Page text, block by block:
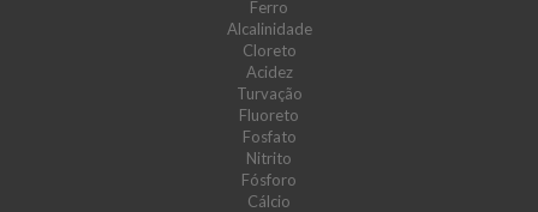
Ferro
Alcalinidade
Cloreto
Acidez
Turvação
Fluoreto
Fosfato
Nitrito
Fósforo
Cálcio